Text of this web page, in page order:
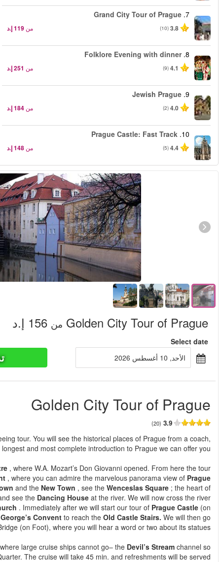
البحث
Golden City Tour of Prague is without a doubt a fantastic
boat, and also by foot! It
The tour starts on a bus, where we will passEstates
continues along theNational Theatreto the Smetana
CastleandCharles Bridge. Hereafter we will drive to the
Prague. After Wenceslas Square we will cross the Charles
to reach theLesser Quarter, dominated bySaint
Foot), pass S aint Vitus Cathedral, Old Royal Palaceand
back to
Hereafter we will board a cruise boat, which will take us to
that we can be enthralled by the picturesque corners of the